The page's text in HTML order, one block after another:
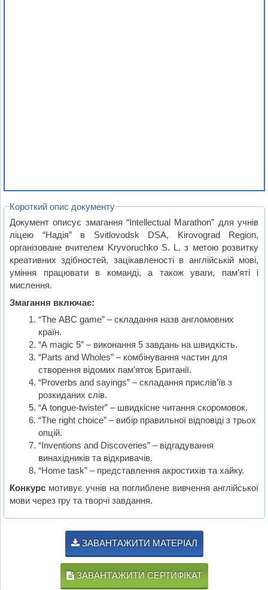
Короткий опис документу
Документ описує змагання “Intellectual Marathon” для учнів
ліцею “Надія” в Svitlovodsk DSA, Kirovograd Region,
організоване вчителем Kryvoruchko S. L. з метою розвитку
креативних здібностей, зацікавленості в англійській мові,
уміння працювати в команді, а також уваги, пам’яті і
мислення.
Змагання включає:
“The ABC game” – складання назв англомовних
країн.
“A magic 5” – виконання 5 завдань на швидкість.
“Parts and Wholes” – комбінування частин для
створення відомих пам’яток Британії.
“Proverbs and sayings” – складання прислів’їв з
розкиданих слів.
“A tongue-twister” – швидкісне читання скоромовок.
“The right choice” – вибір правильної відповіді з трьох
опцій.
“Inventions and Discoveries” – відгадування
винахідників та відкривачів.
“Home task” – представлення акростихів та хайку.
Конкурс мотивує учнів на поглиблене вивчення англійської
мови через гру та творчі завдання.
ЗАВАНТАЖИТИ МАТЕРІАЛ
ЗАВАНТАЖИТИ СЕРТИФІКАТ